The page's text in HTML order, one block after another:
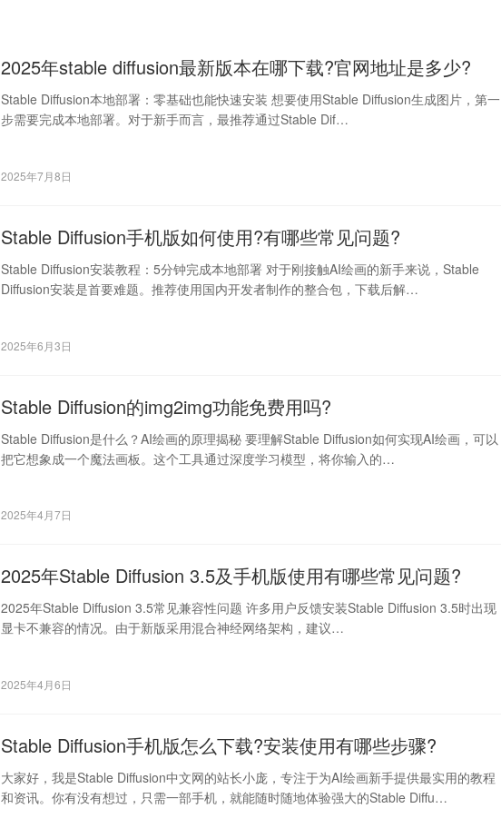
2025年stable diffusion最新版本在哪下载?官网地址是多少?
Stable Diffusion本地部署：零基础也能快速安装 想要使用Stable Diffusion生成图片，第一
步需要完成本地部署。对于新手而言，最推荐通过Stable Dif…
2025年7月8日
Stable Diffusion手机版如何使用?有哪些常见问题?
Stable Diffusion安装教程：5分钟完成本地部署 对于刚接触AI绘画的新手来说，Stable
Diffusion安装是首要难题。推荐使用国内开发者制作的整合包，下载后解…
2025年6月3日
Stable Diffusion的img2img功能免费用吗?
Stable Diffusion是什么？AI绘画的原理揭秘 要理解Stable Diffusion如何实现AI绘画，可以
把它想象成一个魔法画板。这个工具通过深度学习模型，将你输入的…
2025年4月7日
2025年Stable Diffusion 3.5及手机版使用有哪些常见问题?
2025年Stable Diffusion 3.5常见兼容性问题 许多用户反馈安装Stable Diffusion 3.5时出现
显卡不兼容的情况。由于新版采用混合神经网络架构，建议…
2025年4月6日
Stable Diffusion手机版怎么下载?安装使用有哪些步骤?
大家好，我是Stable Diffusion中文网的站长小庞，专注于为AI绘画新手提供最实用的教程
和资讯。你有没有想过，只需一部手机，就能随时随地体验强大的Stable Diffu…